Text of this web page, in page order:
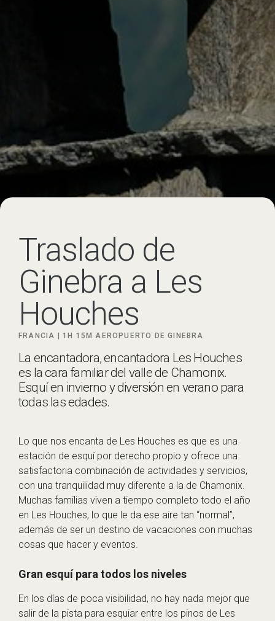
Traslado de
Ginebra a Les
Houches
FRANCIA | 1H 15M AEROPUERTO DE GINEBRA
La encantadora, encantadora Les Houches
es la cara familiar del valle de Chamonix.
Esquí en invierno y diversión en verano para
todas las edades.
Lo que nos encanta de Les Houches es que es una
estación de esquí por derecho propio y ofrece una
satisfactoria combinación de actividades y servicios,
con una tranquilidad muy diferente a la de Chamonix.
Muchas familias viven a tiempo completo todo el año
en Les Houches, lo que le da ese aire tan “normal”,
además de ser un destino de vacaciones con muchas
cosas que hacer y eventos.
Gran esquí para todos los niveles
En los días de poca visibilidad, no hay nada mejor que
salir de la pista para esquiar entre los pinos de Les